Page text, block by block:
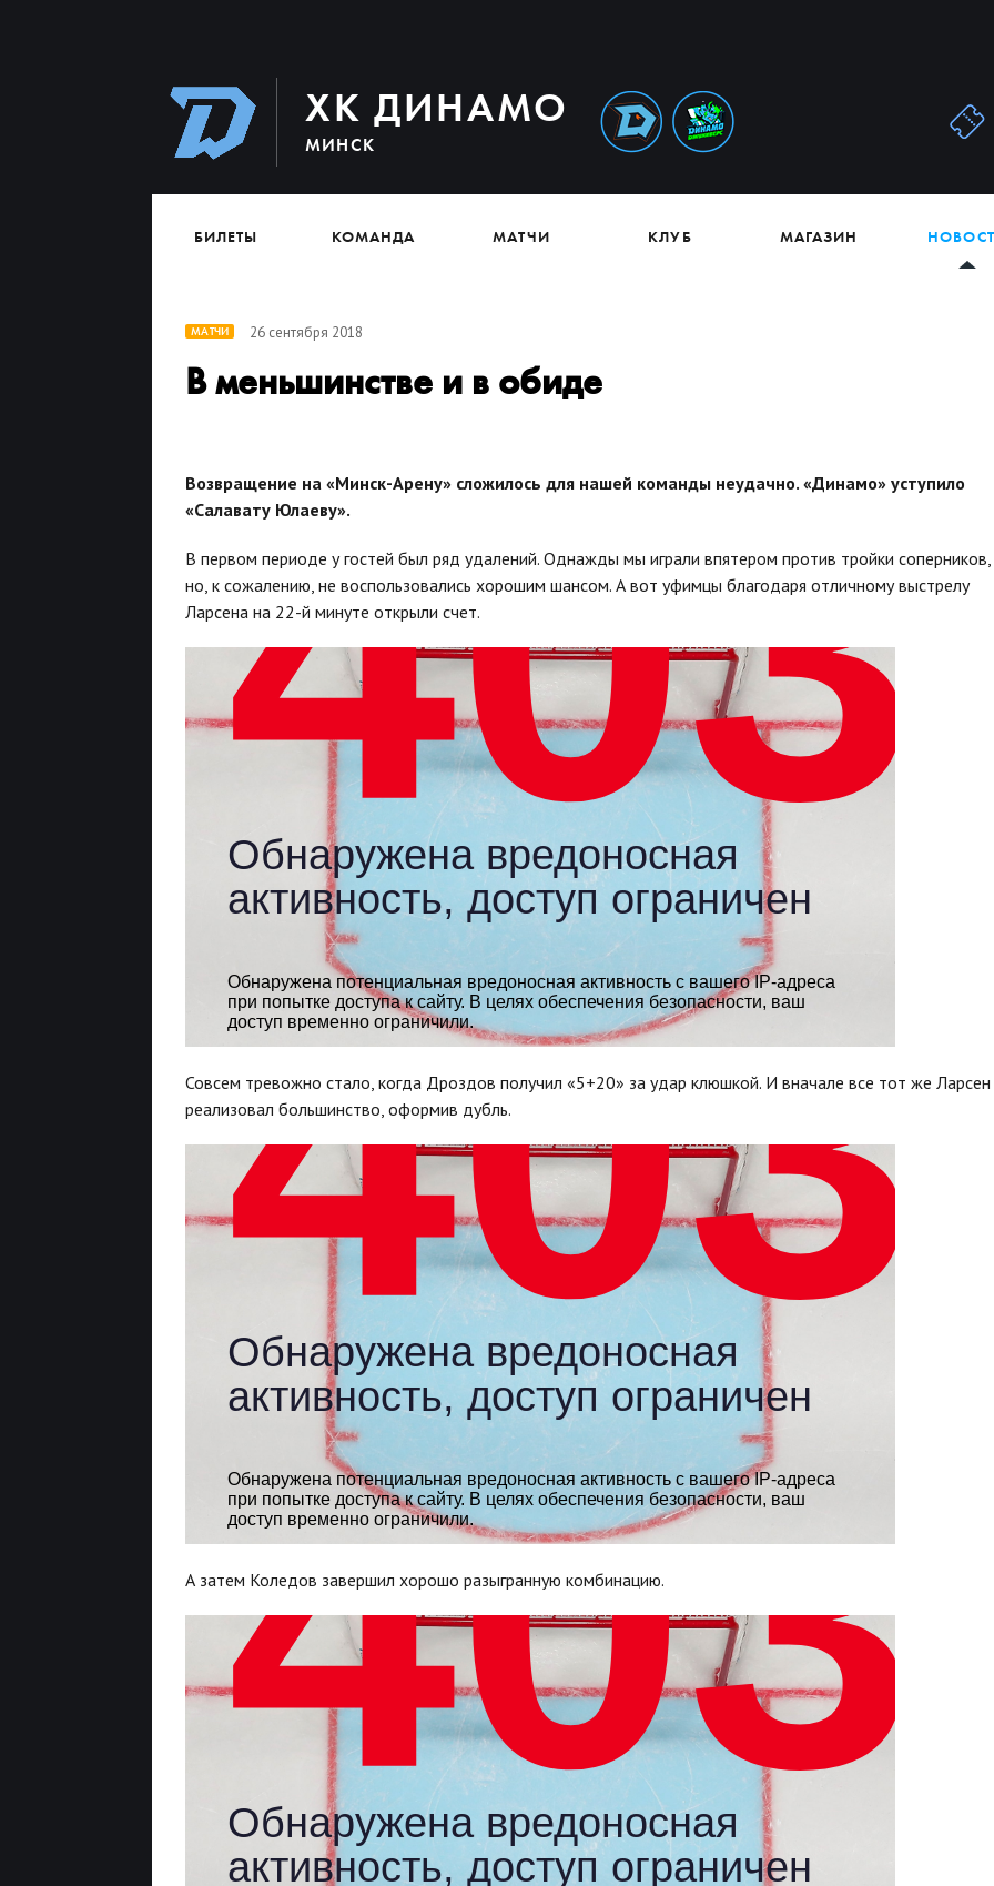
ХК ДИНАМО
МИНСК
БИЛЕТЫ КОМАНДА МАТЧИ КЛУБ МАГАЗИН
МАТЧИ 26 сентября 2018
В меньшинстве и в обиде
Возвращение на «Минск-Арену» сложилось для нашей команды неудачно. «Динамо» уступило
«Салавату Юлаеву».
В первом периоде у гостей был ряд удалений. Однажды мы играли впятером против тройки соперников,
но, к сожалению, не воспользовались хорошим шансом. А вот уфимцы благодаря отличному выстрелу
Ларсена на 22-й минуте открыли счет.
Совсем тревожно стало, когда Дроздов получил «5+20» за удар клюшкой. И вначале все тот же Ларсен
реализовал большинство, оформив дубль.
А затем Коледов завершил хорошо разыгранную комбинацию.